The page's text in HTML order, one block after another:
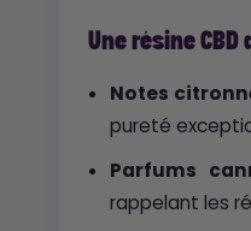
Une résine
Notes
pureté
Parfums
rappelant les